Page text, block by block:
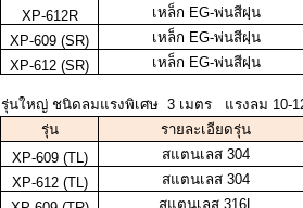
XP-612R
เหล็ก EG-พ่นสีฝฺน
XP-609 (SR)
เหล็ก EG-พ่นสีฝฺน
XP-612 (SR)
เหล็ก EG-พ่นสีฝฺน
รุ่นใหญ่ ชนิดลมแรงพิเศษ 3 เมตร แรงลม 10-
รุ่น
รายละเอียดรุ่น
XP-609 (TL)
สแตนเลส 304
XP-612 (TL)
สแตนเลส 304
สแตนเลส 316L